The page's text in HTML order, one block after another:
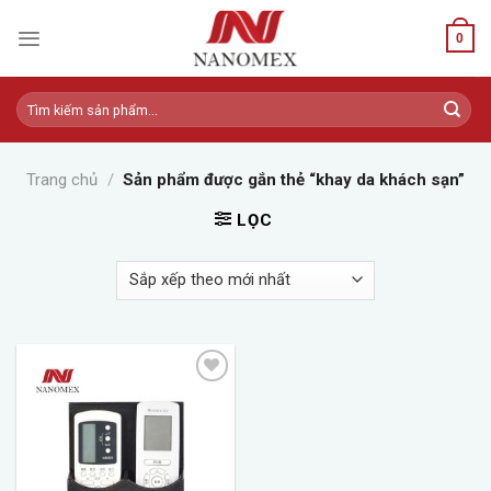
0
Tìm
kiếm:
Trang chủ / Sản phẩm được gắn thẻ “khay da khách sạn”
LỌC